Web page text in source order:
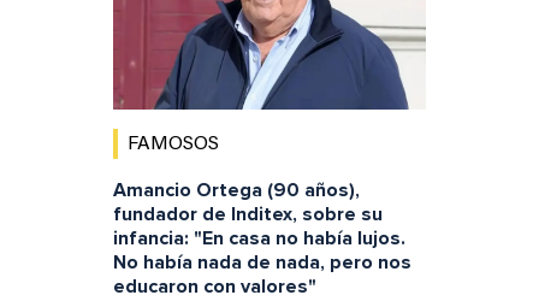
FAMOSOS
Amancio Ortega (90 años),
fundador de Inditex, sobre su
infancia: "En casa no había lujos.
No había nada de nada, pero nos
educaron con valores"